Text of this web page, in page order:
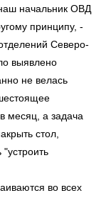
начальник ОВД
принципу, -
Северо-
выявлено
не велась
месяц, а задача
стол,
во всех